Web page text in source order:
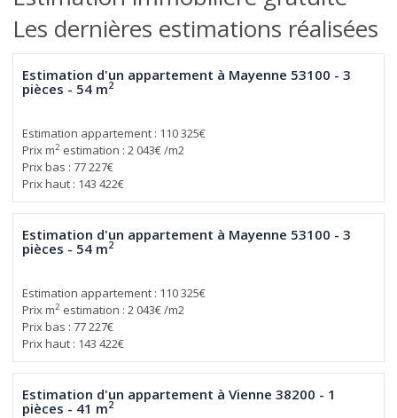
Les dernières estimations réalisées
Estimation d'un appartement à Mayenne 53100 - 3
pièces - 54 m2
Estimation appartement : 110 325€
Prix m2 estimation : 2 043€ /m2
Prix bas : 77 227€
Prix haut : 143 422€
Estimation d'un appartement à Mayenne 53100 - 3
pièces - 54 m2
Estimation appartement : 110 325€
Prix m2 estimation : 2 043€ /m2
Prix bas : 77 227€
Prix haut : 143 422€
Estimation d'un appartement à Vienne 38200 - 1
pièces - 41 m2